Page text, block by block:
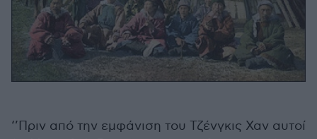
‘’Πριν από την εμφάνιση του Τζένγκις Χαν αυτοί